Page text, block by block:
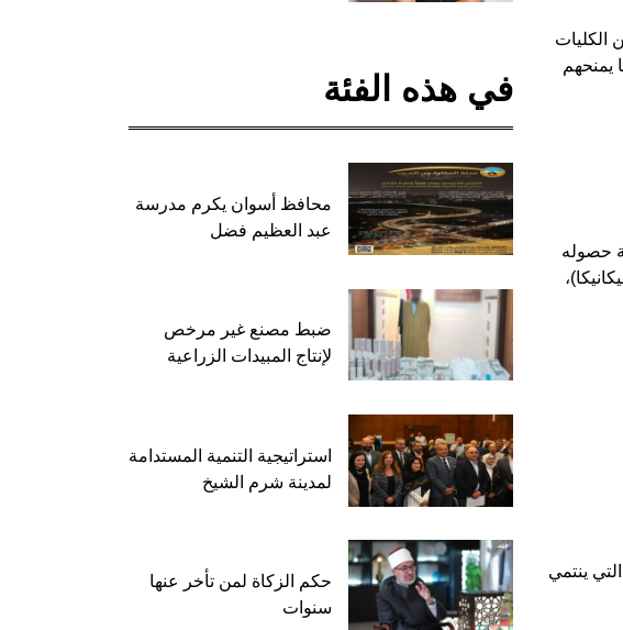
الكليات
يمنحهم
حصوله
كهرباء أو ميكانيكا)،
ينتمي
في هذه الفئة
محافظ أسوان يكرم مدرسة
عبد العظيم فضل
ضبط مصنع غير مرخص
لإنتاج المبيدات الزراعية
استراتيجية التنمية المستدامة
لمدينة شرم الشيخ
حكم الزكاة لمن تأخر عنها
سنوات